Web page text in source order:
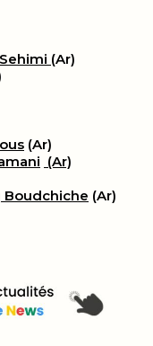
(Ar)
(Ar)
(Ar)
Boudchiche (Ar)